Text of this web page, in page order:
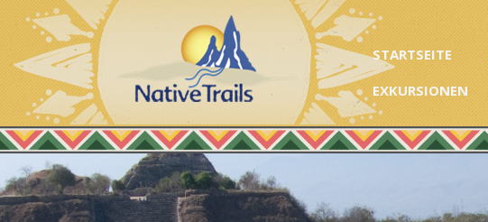
STARTSEITE
EXKURSIONEN